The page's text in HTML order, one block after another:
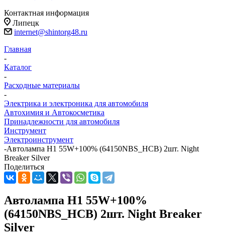
Контактная информация
Липецк
internet@shintorg48.ru
Главная
-
Каталог
-
Расходные материалы
-
Электрика и электроника для автомобиля
Автохимия и Автокосметика
Принадлежности для автомобиля
Инструмент
Электроинструмент
-Автолампа H1 55W+100% (64150NBS_HCB) 2шт. Night
Breaker Silver
Поделиться
Автолампа H1 55W+100%
(64150NBS_HCB) 2шт. Night Breaker
Silver